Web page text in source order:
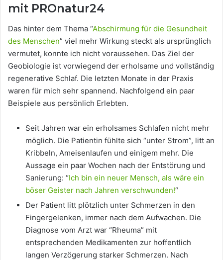
mit PROnatur24
Das hinter dem Thema “Abschirmung für die Gesundheit
des Menschen” viel mehr Wirkung steckt als ursprünglich
vermutet, konnte ich nicht voraussehen. Das Ziel der
Geobiologie ist vorwiegend der erholsame und vollständig
regenerative Schlaf. Die letzten Monate in der Praxis
waren für mich sehr spannend. Nachfolgend ein paar
Beispiele aus persönlich Erlebten.
Seit Jahren war ein erholsames Schlafen nicht mehr
möglich. Die Patientin fühlte sich “unter Strom”, litt an
Kribbeln, Ameisenlaufen und einigem mehr. Die
Aussage ein paar Wochen nach der Entstörung und
Sanierung: “Ich bin ein neuer Mensch, als wäre ein
böser Geister nach Jahren verschwunden!“
Der Patient litt plötzlich unter Schmerzen in den
Fingergelenken, immer nach dem Aufwachen. Die
Diagnose vom Arzt war “Rheuma” mit
entsprechenden Medikamenten zur hoffentlich
langen Verzögerung starker Schmerzen. Nach